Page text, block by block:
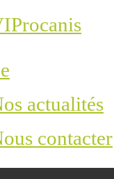
actualités
contacter